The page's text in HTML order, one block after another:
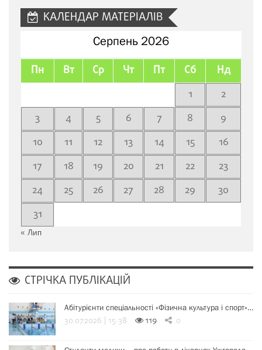
КАЛЕНДАР МАТЕРІАЛІВ
Серпень 2026
Пн Вт Ср Чт Пт Сб Нд
1
2
3
4 5 6 7 8
9
10
11 12 13 14 15
16
17
18 19 20 21 22
23
24
25 26 27 28 29
30
31
« Лип
СТРІЧКА ПУБЛІКАЦІЙ
Абітурієнти спеціальності «Фізична культура і спорт»…
30.07.2026 | 15:38 119 0